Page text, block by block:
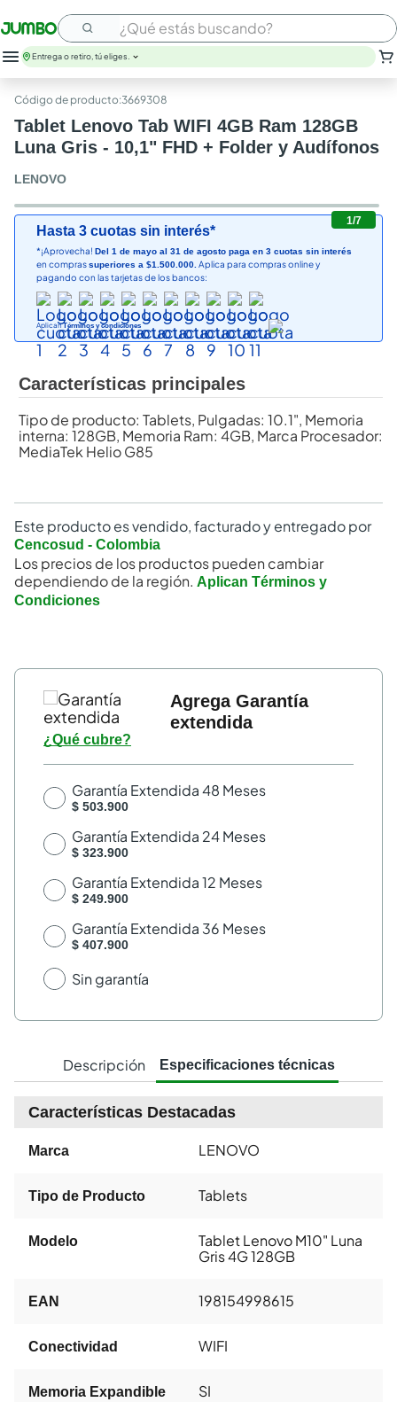
¿Qué estás buscando?
huevos
arroz
papel higienico
queso
cafe
pollo
nutribela
Entrega o retiro, tú eliges.
:3669308
Tablet Lenovo Tab WIFI 4GB Ram 128GB
Luna Gris - 10,1" FHD + Folder y Audífonos
LENOVO
1/7
Hasta 3 cuotas sin interés*
*¡Aprovecha! Del 1 de mayo al 31 de agosto paga en 3 cuotas sin interés
en comprassuperiores a $1.500.000. Aplica para compras online y
pagando con las tarjetas de los bancos:
AplicanTérminos y condiciones
Características principales
Tipo de producto: Tablets, Pulgadas: 10.1", Memoria
interna: 128GB, Memoria Ram: 4GB, Marca Procesador:
MediaTek Helio G85
Este producto es vendido, facturado y entregado por
Cencosud - Colombia
Los precios de los productos pueden cambiar
dependiendo de la región. Aplican Términos y
Condiciones
Agrega Garantía
extendida
¿Qué cubre?
Garantía Extendida 48 Meses
$ 503.900
Garantía Extendida 24 Meses
$ 323.900
Garantía Extendida 12 Meses
$ 249.900
Garantía Extendida 36 Meses
$ 407.900
Sin garantía
Descripción Especificaciones técnicas
Características Destacadas
Marca LENOVO
Tipo de Producto Tablets
Modelo
Tablet Lenovo M10" Luna
Gris 4G 128GB
EAN 198154998615
Conectividad WIFI
Memoria Expandible SI